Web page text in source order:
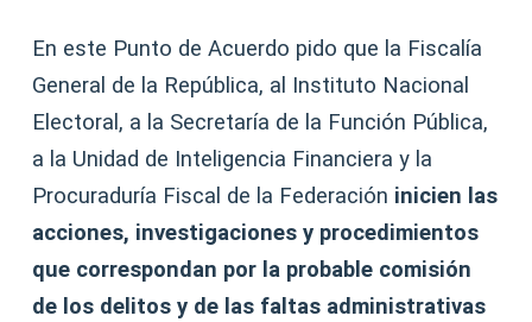
En este Punto de Acuerdo pido que la Fiscalía
General de la República, al Instituto Nacional
Electoral, a la Secretaría de la Función Pública,
a la Unidad de Inteligencia Financiera y la
Procuraduría Fiscal de la Federación inicien las
acciones, investigaciones y procedimientos
que correspondan por la probable comisión
de los delitos y de las faltas administrativas